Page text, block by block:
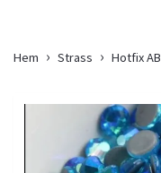
Hem Strass Hotfix AB